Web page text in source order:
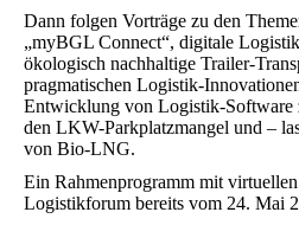
Dann folgen Vorträge zu den
„myBGL Connect“, digitale
ökologisch nachhaltige Trailer-
pragmatischen Logistik-
Entwicklung von Logistik-Software
den LKW-Parkplatzmangel und –
von Bio-LNG.
Ein Rahmenprogramm mit virtuellen
Logistikforum bereits vom 24. Mai